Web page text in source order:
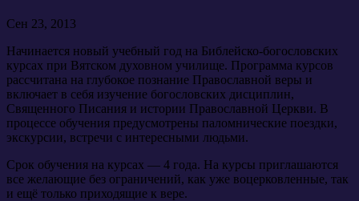
Сен 23, 2013
Начинается новый учебный год на Библейско-богословских
курсах при Вятском духовном училище. Программа курсов
рассчитана на глубокое познание Православной веры и
включает в себя изучение богословских дисциплин,
Священного Писания и истории Православной Церкви. В
процессе обучения предусмотрены паломнические поездки,
экскурсии, встречи с интересными людьми.
Срок обучения на курсах — 4 года. На курсы приглашаются
все желающие без ограничений, как уже воцерковленные, так
и ещё только приходящие к вере.